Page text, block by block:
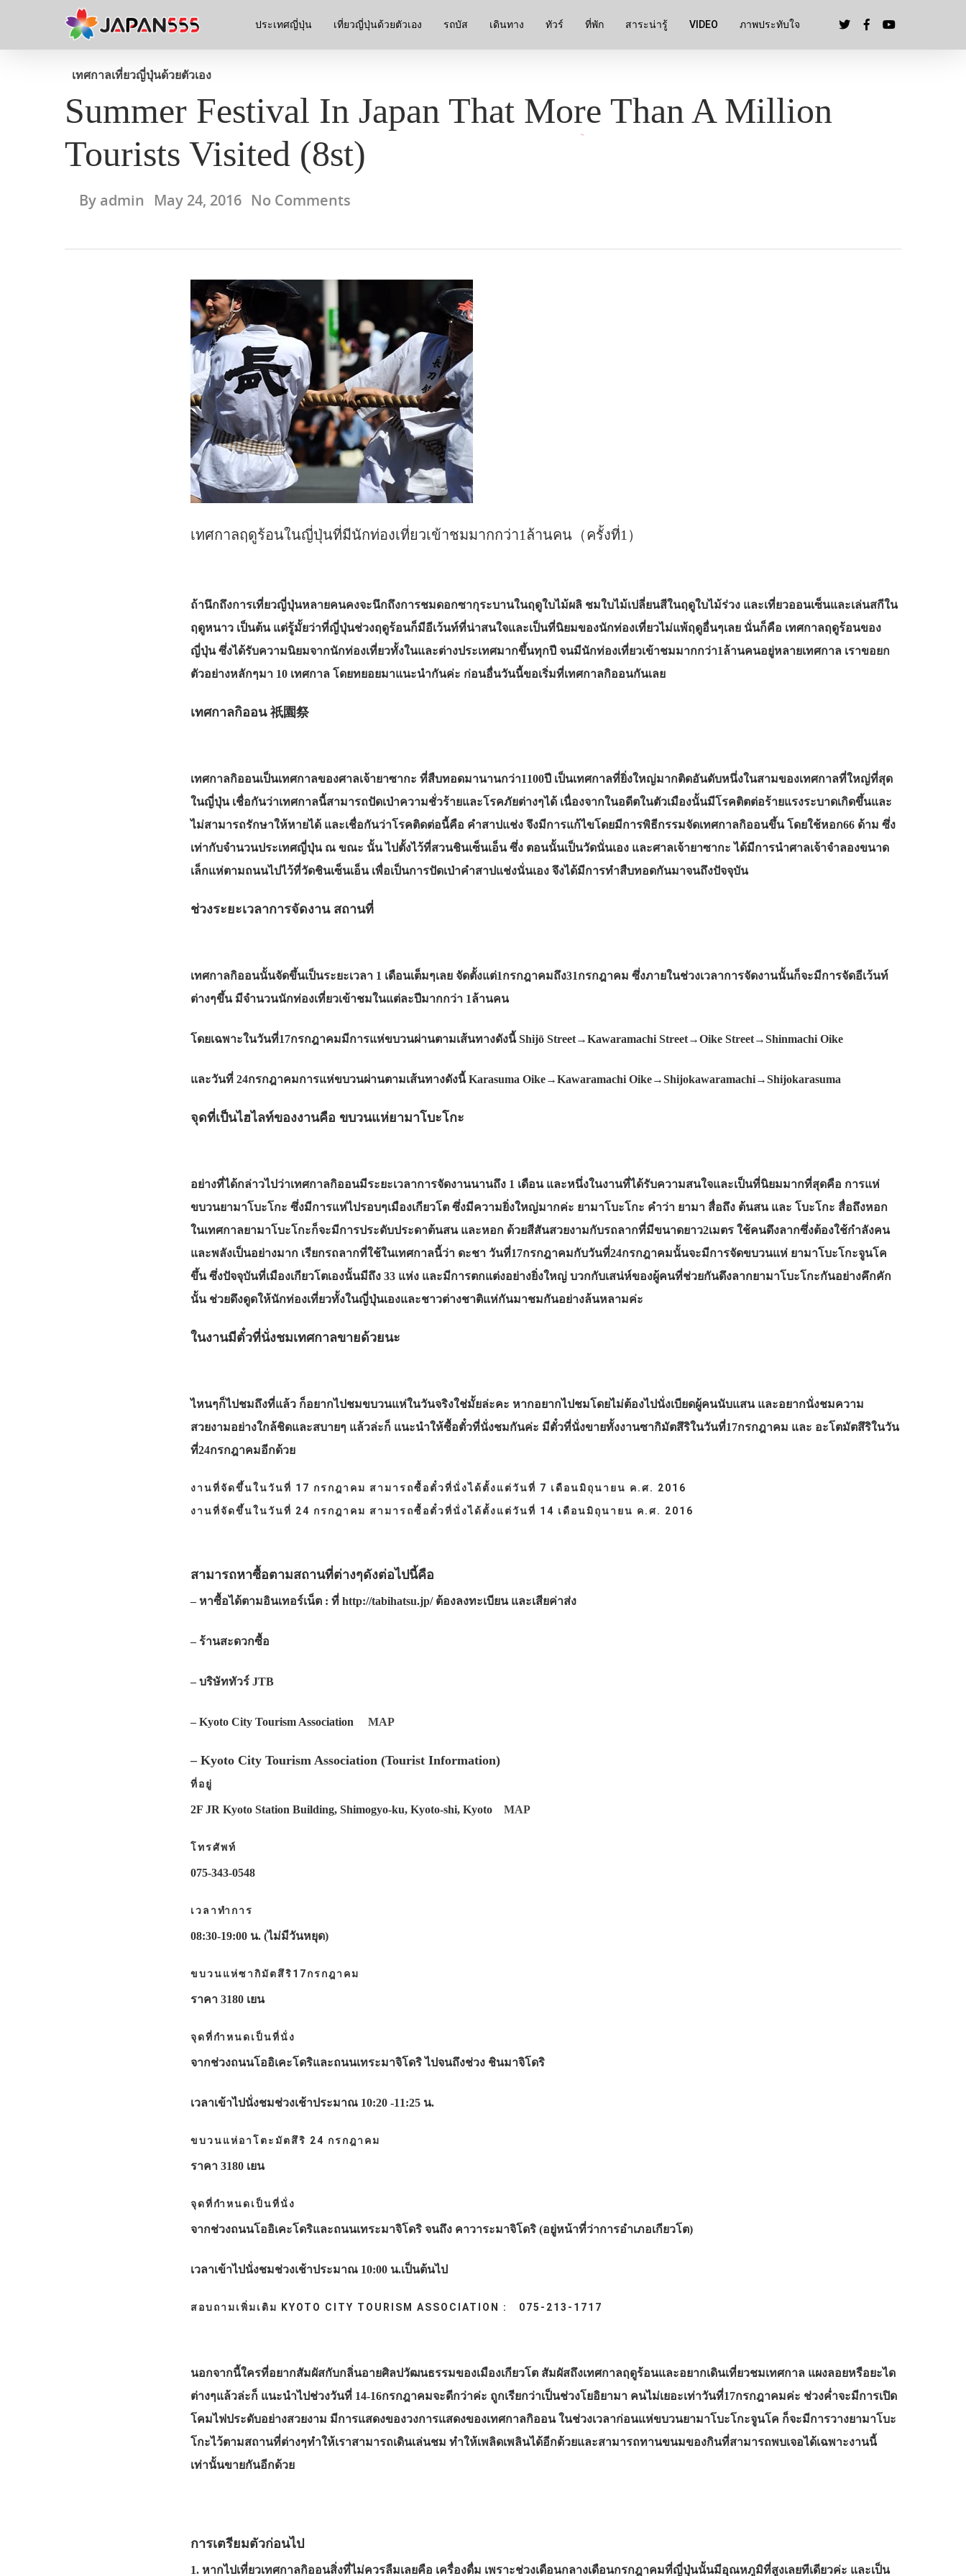
ประเทศญี่ปุ่น เที่ยวญี่ปุ่นด้วยตัวเอง รถบัส เดินทาง ทัวร์ ที่พัก สาระน่ารู้ VIDEO ภาพประทับใจ
เทศกาลเที่ยวญี่ปุ่นด้วยตัวเอง
Summer Festival In Japan That More Than A Million
Tourists Visited (8st)
By admin May 24, 2016 No Comments
เทศกาลฤดูร้อนในญี่ปุ่นที่มีนักท่องเที่ยวเข้าชมมากกว่า1ล้านคน（ครั้งที่1）
ถ้านึกถึงการเที่ยวญี่ปุ่นหลายคนคงจะนึกถึงการชมดอกซากุระบานในฤดูใบไม้ผลิ ชมใบไม้เปลี่ยนสีในฤดูใบไม้ร่วง และเที่ยวออนเซ็นและเล่นสกีใน
ฤดูหนาว เป็นต้น แต่รู้มั้ยว่าที่ญี่ปุ่นช่วงฤดูร้อนก็มีอีเว้นท์ที่น่าสนใจและเป็นที่นิยมของนักท่องเที่ยวไม่แพ้ฤดูอื่นๆเลย นั่นก็คือ เทศกาลฤดูร้อนของ
ญี่ปุ่น ซึ่งได้รับความนิยมจากนักท่องเที่ยวทั้งในและต่างประเทศมากขึ้นทุกปี จนมีนักท่องเที่ยวเข้าชมมากกว่า1ล้านคนอยู่หลายเทศกาล เราขอยก
ตัวอย่างหลักๆมา 10 เทศกาล โดยทยอยมาแนะนำกันค่ะ ก่อนอื่นวันนี้ขอเริ่มที่เทศกาลกิออนกันเลย
เทศกาลกิออน 祇園祭
เทศกาลกิออนเป็นเทศกาลของศาลเจ้ายาซากะ ที่สืบทอดมานานกว่า1100ปี เป็นเทศกาลที่ยิ่งใหญ่มากติดอันดับหนึ่งในสามของเทศกาลที่ใหญ่ที่สุด
ในญี่ปุ่น เชื่อกันว่าเทศกาลนี้สามารถปัดเป่าความชั่วร้ายและโรคภัยต่างๆได้ เนื่องจากในอดีตในตัวเมืองนั้นมีโรคติตต่อร้ายแรงระบาดเกิดขึ้นและ
ไม่สามารถรักษาให้หายได้ และเชื่อกันว่าโรคติดต่อนี้คือ คำสาปแช่ง จึงมีการแก้ไขโดยมีการพิธีกรรมจัดเทศกาลกิออนขึ้น โดยใช้หอก66 ด้าม ซึ่ง
เท่ากับจำนวนประเทศญี่ปุ่น ณ ขณะ นั้น ไปตั้งไว้ที่สวนชินเซ็นเอ็น ซึ่ง ตอนนั้นเป็นวัดนั่นเอง และศาลเจ้ายาซากะ ได้มีการนำศาลเจ้าจำลองขนาด
เล็กแห่ตามถนนไปไว้ที่วัดชินเซ็นเอ็น เพื่อเป็นการปัดเป่าคำสาปแช่งนั่นเอง จึงได้มีการทำสืบทอดกันมาจนถึงปัจจุบัน
ช่วงระยะเวลาการจัดงาน สถานที่
เทศกาลกิออนนั้นจัดขึ้นเป็นระยะเวลา 1 เดือนเต็มๆเลย จัดตั้งแต่1กรกฎาคมถึง31กรกฎาคม ซึ่งภายในช่วงเวลาการจัดงานนั้นก็จะมีการจัดอีเว้นท์
ต่างๆขึ้น มีจำนวนนักท่องเที่ยวเข้าชมในแต่ละปีมากกว่า 1ล้านคน
โดยเฉพาะในวันที่17กรกฎาคมมีการแห่ขบวนผ่านตามเส้นทางดังนี้ Shijō Street→Kawaramachi Street→Oike Street→Shinmachi Oike
และวันที่ 24กรกฎาคมการแห่ขบวนผ่านตามเส้นทางดังนี้ Karasuma Oike→Kawaramachi Oike→Shijokawaramachi→Shijokarasuma
จุดที่เป็นไฮไลท์ของงานคือ ขบวนแห่ยามาโบะโกะ
อย่างที่ได้กล่าวไปว่าเทศกาลกิออนมีระยะเวลาการจัดงานนานถึง 1 เดือน และหนึ่งในงานที่ได้รับความสนใจและเป็นที่นิยมมากที่สุดคือ การแห่
ขบวนยามาโบะโกะ ซึ่งมีการแห่ไปรอบๆเมืองเกียวโต ซึ่งมีความยิ่งใหญ่มากค่ะ ยามาโบะโกะ คำว่า ยามา สื่อถึง ต้นสน และ โบะโกะ สื่อถึงหอก
ในเทศกาลยามาโบะโกะก็จะมีการประดับประดาต้นสน และหอก ด้วยสีสันสวยงามกับรถลากที่มีขนาดยาว2เมตร ใช้คนดึงลากซึ่งต้องใช้กำลังคน
และพลังเป็นอย่างมาก เรียกรถลากที่ใช้ในเทศกาลนี้ว่า ดะชา วันที่17กรกฎาคมกับวันที่24กรกฎาคมนั้นจะมีการจัดขบวนแห่ ยามาโบะโกะจูนโค
ขึ้น ซึ่งปัจจุบันที่เมืองเกียวโตเองนั้นมีถึง 33 แห่ง และมีการตกแต่งอย่างยิ่งใหญ่ บวกกับเสน่ห์ของผู้คนที่ช่วยกันดึงลากยามาโบะโกะกันอย่างคึกคัก
นั้น ช่วยดึงดูดให้นักท่องเที่ยวทั้งในญี่ปุ่นเองและชาวต่างชาติแห่กันมาชมกันอย่างล้นหลามค่ะ
ในงานมีตั๋วที่นั่งชมเทศกาลขายด้วยนะ
ไหนๆก็ไปชมถึงที่แล้ว ก็อยากไปชมขบวนแห่ในวันจริงใช่มั้ยล่ะคะ หากอยากไปชมโดยไม่ต้องไปนั่งเบียดผู้คนนับแสน และอยากนั่งชมความ
สวยงามอย่างใกล้ชิดและสบายๆ แล้วล่ะก็ แนะนำให้ซื้อตั๋วที่นั่งชมกันค่ะ มีตั๋วที่นั่งขายทั้งงานซากิมัตสึริในวันที่17กรกฎาคม และ อะโตมัตสึริในวัน
ที่24กรกฎาคมอีกด้วย
งานที่จัดขึ้นในวันที่ 17 กรกฎาคม สามารถซื้อตั๋วที่นั่งได้ตั้งแต่วันที่ 7 เดือนมิถุนายน ค.ศ. 2016
งานที่จัดขึ้นในวันที่ 24 กรกฎาคม สามารถซื้อตั๋วที่นั่งได้ตั้งแต่วันที่ 14 เดือนมิถุนายน ค.ศ. 2016
สามารถหาซื้อตามสถานที่ต่างๆดังต่อไปนี้คือ
– หาซื้อได้ตามอินเทอร์เน็ต : ที่ http://tabihatsu.jp/ ต้องลงทะเบียน และเสียค่าส่ง
– ร้านสะดวกซื้อ
– บริษัททัวร์ JTB
– Kyoto City Tourism Association MAP
– Kyoto City Tourism Association (Tourist Information)
ที่อยู่
2F JR Kyoto Station Building, Shimogyo-ku, Kyoto-shi, Kyoto MAP
โทรศัพท์
075-343-0548
เวลาทำการ
08:30-19:00 น. (ไม่มีวันหยุด)
ขบวนแห่ซากิมัตสึริ17กรกฎาคม
ราคา 3180 เยน
จุดที่กำหนดเป็นที่นั่ง
จากช่วงถนนโออิเคะโดริและถนนเทระมาจิโดริ ไปจนถึงช่วง ชินมาจิโดริ
เวลาเข้าไปนั่งชมช่วงเช้าประมาณ 10:20 -11:25 น.
ขบวนแห่อาโตะมัตสึริ 24 กรกฎาคม
ราคา 3180 เยน
จุดที่กำหนดเป็นที่นั่ง
จากช่วงถนนโออิเคะโดริและถนนเทระมาจิโดริ จนถึง คาวาระมาจิโดริ (อยู่หน้าที่ว่าการอำเภอเกียวโต)
เวลาเข้าไปนั่งชมช่วงเช้าประมาณ 10:00 น.เป็นต้นไป
สอบถามเพิ่มเติม KYOTO CITY TOURISM ASSOCIATION : 075-213-1717
นอกจากนี้ใครที่อยากสัมผัสกับกลิ่นอายศิลปวัฒนธรรมของเมืองเกียวโต สัมผัสถึงเทศกาลฤดูร้อนและอยากเดินเที่ยวชมเทศกาล แผงลอยหรือยะได
ต่างๆแล้วล่ะก็ แนะนำไปช่วงวันที่ 14-16กรกฎาคมจะดีกว่าค่ะ ถูกเรียกว่าเป็นช่วงโยอิยามา คนไม่เยอะเท่าวันที่17กรกฎาคมค่ะ ช่วงค่ำจะมีการเปิด
โคมไฟประดับอย่างสวยงาม มีการแสดงของวงการแสดงของเทศกาลกิออน ในช่วงเวลาก่อนแห่ขบวนยามาโบะโกะจูนโค ก็จะมีการวางยามาโบะ
โกะไว้ตามสถานที่ต่างๆทำให้เราสามารถเดินเล่นชม ทำให้เพลิดเพลินได้อีกด้วยและสามารถทานขนมของกินที่สามารถพบเจอได้เฉพาะงานนี้
เท่านั้นขายกันอีกด้วย
การเตรียมตัวก่อนไป
1. หากไปเที่ยวเทศกาลกิออนสิ่งที่ไม่ควรลืมเลยคือ เครื่องดื่ม เพราะช่วงเดือนกลางเดือนกรกฎาคมที่ญี่ปุ่นนั้นมีอุณหภูมิที่สูงเลยทีเดียวค่ะ และเป็น